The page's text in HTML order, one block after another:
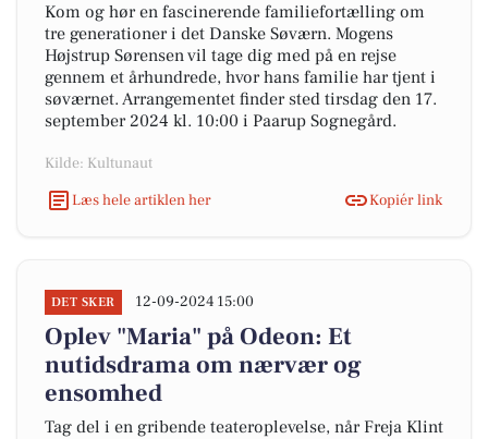
Kom og hør en fascinerende familiefortælling om
tre generationer i det Danske Søværn. Mogens
Højstrup Sørensen vil tage dig med på en rejse
gennem et århundrede, hvor hans familie har tjent i
søværnet. Arrangementet finder sted tirsdag den 17.
september 2024 kl. 10:00 i Paarup Sognegård.
Kilde: Kultunaut
Læs hele artiklen her
Kopiér link
DET SKER 12-09-2024 15:00
Oplev "Maria" på Odeon: Et
nutidsdrama om nærvær og
ensomhed
Tag del i en gribende teateroplevelse, når Freja Klint